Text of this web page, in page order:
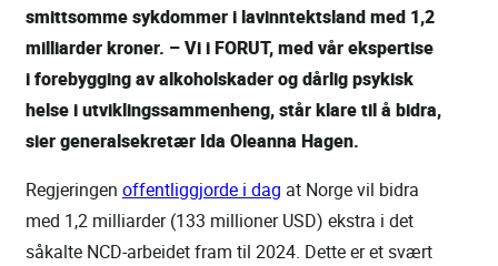
smittsomme sykdommer i lavinntektsland med 1,2
milliarder kroner. – Vi i FORUT, med vår ekspertise
i forebygging av alkoholskader og dårlig psykisk
helse i utviklingssammenheng, står klare til å bidra,
sier generalsekretær Ida Oleanna Hagen.
Regjeringen offentliggjorde i dag at Norge vil bidra
med 1,2 milliarder (133 millioner USD) ekstra i det
såkalte NCD-arbeidet fram til 2024. Dette er et svært